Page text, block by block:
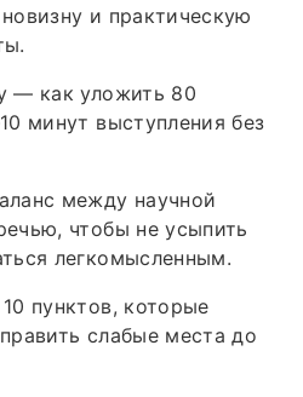
и практическую
— как уложить 80
минут выступления без
между научной
чтобы не усыпить
легкомысленным.
пунктов, которые
слабые места до